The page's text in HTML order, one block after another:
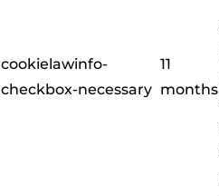
cookielawinfo-
checkbox-necessary
11
months